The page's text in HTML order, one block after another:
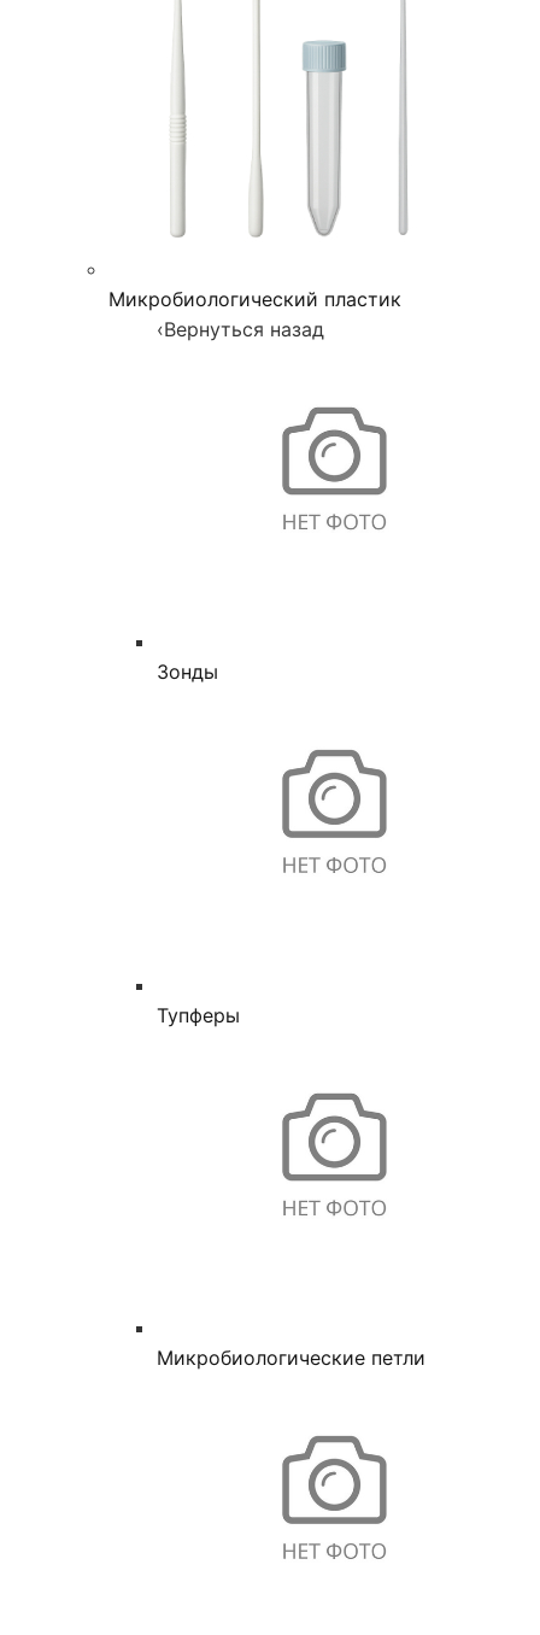
Микробиологический пластик
‹Вернуться назад
Зонды
Тупферы
Микробиологические петли